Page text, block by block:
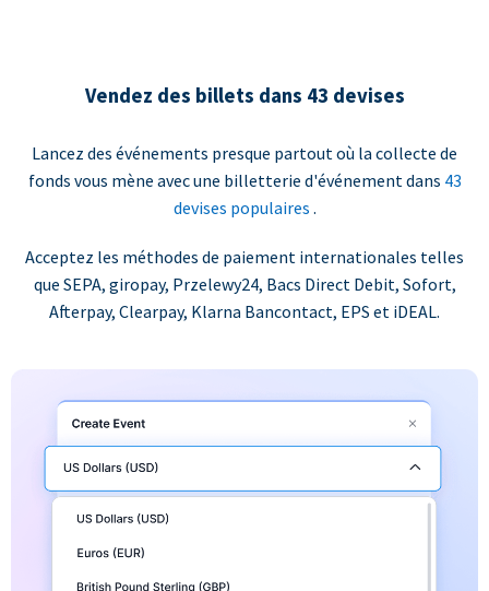
Vendez des billets dans 43 devises
Lancez des événements presque partout où la collecte de
fonds vous mène avec une billetterie d'événement dans 43
devises populaires .
Acceptez les méthodes de paiement internationales telles
que SEPA, giropay, Przelewy24, Bacs Direct Debit, Sofort,
Afterpay, Clearpay, Klarna Bancontact, EPS et iDEAL.